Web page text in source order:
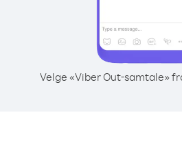
Velge «Viber Out-samtale»